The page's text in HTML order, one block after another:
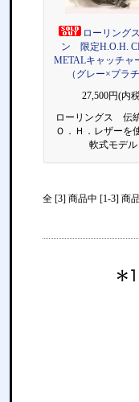
ローリング
ン 限定H.O.H.
METALキャッチャ
（グレー×プラ
27,500円(内
ローリングス 伝
Ｏ．Ｈ．レザーを
軟式モデル
全 [3] 商品中 [1-3] 商